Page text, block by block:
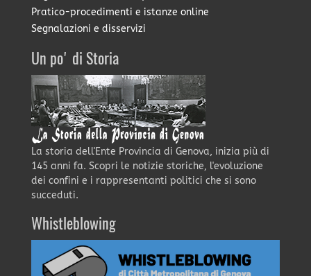
Pratico-procedimenti e istanze online
Segnalazioni e disservizi
Un po' di Storia
La storia dell'Ente Provincia di Genova, inizia più di
145 anni fa. Scopri le notizie storiche, l'evoluzione
dei confini e i rappresentanti politici che si sono
succeduti.
Whistleblowing